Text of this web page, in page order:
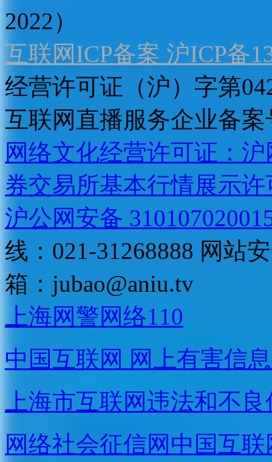
2022）
互联网ICP备案 沪ICP备
经营许可证（沪）字第
互联网直播服务企业备案
网络文化经营许可证：
券交易所基本行情展示许
沪公网安备
线：021-31268888 网站
箱： jubao@aniu.tv
上海网警网络110
中国互联网 网上有害信
上海市互联网违法和不
网络社会征信网 中国互